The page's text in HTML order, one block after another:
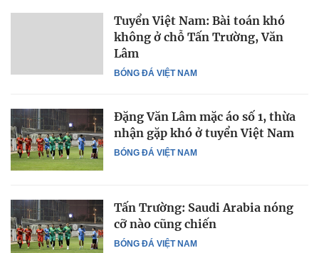
BÓNG ĐÁ VIỆT NAM
Tuyển Việt Nam: Bài toán khó
không ở chỗ Tấn Trường, Văn
Lâm
BÓNG ĐÁ VIỆT NAM
Đặng Văn Lâm mặc áo số 1, thừa
nhận gặp khó ở tuyển Việt Nam
BÓNG ĐÁ VIỆT NAM
Tấn Trường: Saudi Arabia nóng
cỡ nào cũng chiến